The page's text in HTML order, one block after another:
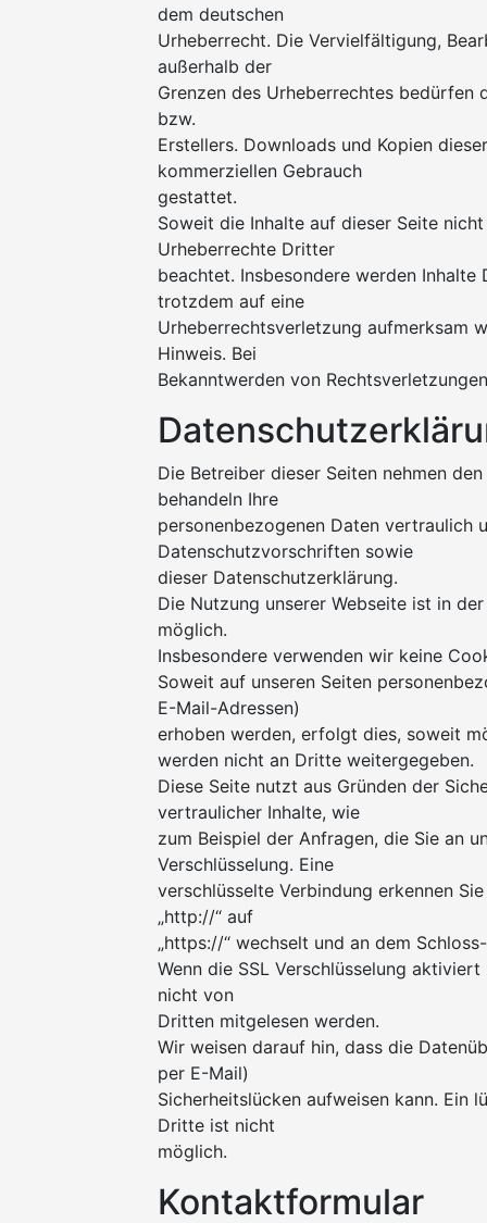
dem deutschen
Urheberrecht. Die Vervielfältigung,
außerhalb der
Grenzen des Urheberrechtes
bzw.
Erstellers. Downloads und Kopien
kommerziellen Gebrauch
gestattet.
Soweit die Inhalte auf dieser Seite
Urheberrechte Dritter
beachtet. Insbesondere werden
trotzdem auf eine
Urheberrechtsverletzung aufmerksam
Hinweis. Bei
Bekanntwerden von
Die Betreiber dieser Seiten nehmen
behandeln Ihre
personenbezogenen Daten vertraulich
Datenschutzvorschriften sowie
dieser Datenschutzerklärung.
Die Nutzung unserer Webseite ist in
möglich.
Insbesondere verwenden wir keine
Soweit auf unseren Seiten
E-Mail-Adressen)
erhoben werden, erfolgt dies, soweit
werden nicht an Dritte weitergegeben.
Diese Seite nutzt aus Gründen der
vertraulicher Inhalte, wie
zum Beispiel der Anfragen, die Sie an
Verschlüsselung. Eine
verschlüsselte Verbindung erkennen
„http://“ auf
„https://“ wechselt und an dem
Wenn die SSL Verschlüsselung
nicht von
Dritten mitgelesen werden.
Wir weisen darauf hin, dass die
per E-Mail)
Sicherheitslücken aufweisen kann. Ein
Dritte ist nicht
möglich.
Kontaktformular